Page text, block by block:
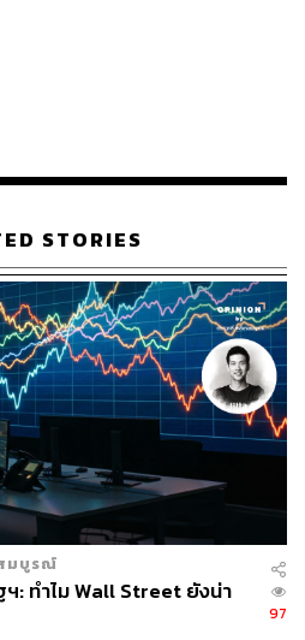
ยได้อีกทาง
าร พบว่าจุดเด่นของ TH คือผู้
ะมีวิสัยทัศน์ที่แม่นยำ โดยก่อน
รายได้กำไรเริ่มลดลงก็ปรับ
จค้าปลีกขนาดเล็ก แต่เมื่อไม่
กิจ AMC ได้เร็ว ซึ่งธุรกิจ AMC
ในปีนี้ จึงประเมินว่า TH เป็นหุ้น
ในเรื่องการเติบโต” อดิศักดิ์
นและราคาเป้าหมายยังไม่ได้
ขาย แต่ยืนยันว่าคำแนะนำ
แม้ TH จะย้ายกลุ่มเทรดไ้ด้
การเงิน
STORIES
มบูรณ์
: ทำไม Wall Street ยังน่า
97